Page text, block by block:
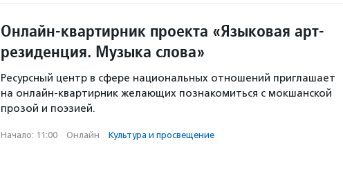
Онлайн-квартирник проекта «Языковая арт-
резиденция. Музыка слова»
Ресурсный центр в сфере национальных отношений приглашает
на онлайн-квартирник желающих познакомиться с мокшанской
прозой и поэзией.
Начало: 11:00 · Онлайн · Культура и просвещение